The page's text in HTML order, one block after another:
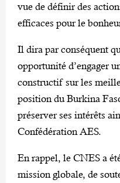
vue de définir des
efficaces pour le
Il dira par conséquent
opportunité d’engager
constructif sur les
position du Burkina
préserver ses intérêts
Confédération AES.
En rappel, le CNES a
mission globale, de